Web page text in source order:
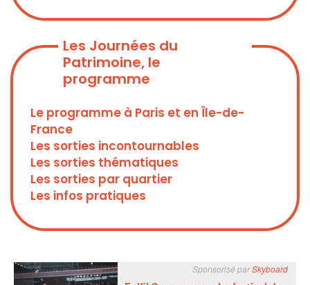
Les Journées du
Patrimoine, le
programme
Le programme à Paris et en Île-de-
France
Les sorties incontournables
Les sorties thématiques
Les sorties par quartier
Les infos pratiques